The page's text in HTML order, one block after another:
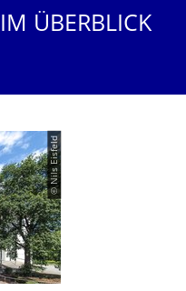
ÜBERBLICK
© Nils Eisfeld